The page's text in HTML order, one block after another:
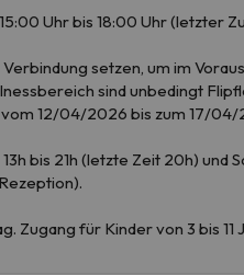
Uhr bis 18:00 Uhr (letzter
setzen, um im
sind unbedingt
12/04/2026 bis zum 17/
bis 21h (letzte Zeit 20h) und
Zugang für Kinder von 3 bis